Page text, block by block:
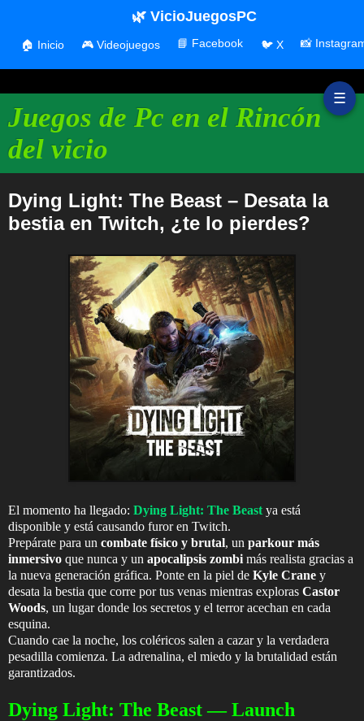
☰
Juegos de Pc en el Rincón
del vicio
🌿 VicioJuegosPC
🏠 Inicio 🎮 Videojuegos 📘 Facebook 🐦 X 📸
Dying Light: The Beast – Desata la
bestia en Twitch, ¿te lo pierdes?
El momento ha llegado: Dying Light: The Beast ya está
disponible y está causando furor en Twitch.
Prepárate para un combate físico y brutal, un parkour más
inmersivo que nunca y un apocalipsis zombi más realista gracias a
la nueva generación gráfica. Ponte en la piel de Kyle Crane y
desata la bestia que corre por tus venas mientras exploras Castor
Woods, un lugar donde los secretos y el terror acechan en cada
esquina.
Cuando cae la noche, los coléricos salen a cazar y la verdadera
pesadilla comienza. La adrenalina, el miedo y la brutalidad están
garantizados.
Dying Light: The Beast — Launch